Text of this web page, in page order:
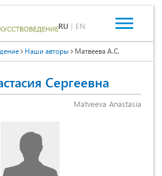
RU | EN
Наши авторы Матвеева А.С.
Сергеевна
Matveeva Anastasia